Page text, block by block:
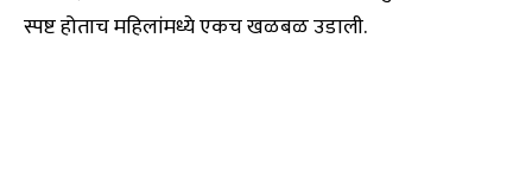
स्पष्ट होताच महिलांमध्ये एकच खळबळ उडाली.